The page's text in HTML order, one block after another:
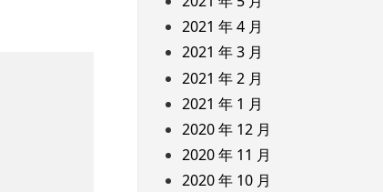
2021 年 4 月
2021 年 3 月
2021 年 2 月
2021 年 1 月
2020 年 12 月
2020 年 11 月
2020 年 10 月